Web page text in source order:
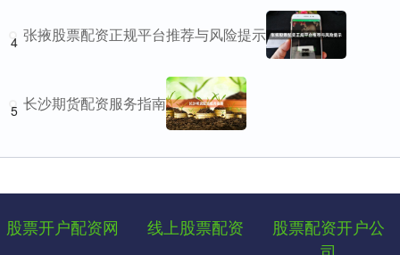
4 张掖股票配资正规平台推荐与风险提示
5 长沙期货配资服务指南
股票开户配资网 线上股票配资
股票配资开户公